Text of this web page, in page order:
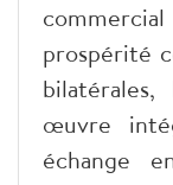
prospérité
œuvre
échange